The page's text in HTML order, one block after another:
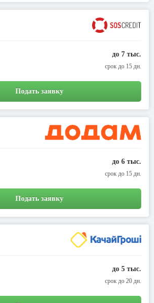
до 7 тыс.
срок до 15 дн.
Подать заявку
до 6 тыс.
срок до 15 дн.
Подать заявку
до 5 тыс.
срок до 20 дн.